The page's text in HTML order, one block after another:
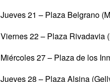
Jueves 21 – Plaza Belgrano
Viernes 22 – Plaza Rivadavia
Miércoles 27 – Plaza de los
Jueves 28 – Plaza Alsina